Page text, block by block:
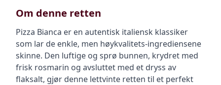
Om denne retten
Pizza Bianca er en autentisk italiensk klassiker
som lar de enkle, men høykvalitets-ingrediensene
skinne. Den luftige og sprø bunnen, krydret med
frisk rosmarin og avsluttet med et dryss av
flaksalt, gjør denne lettvinte retten til et perfekt